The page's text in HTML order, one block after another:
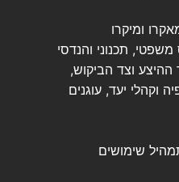
ומיקרו
תכנוני והנדסי
ההיצע וצד הביקוש,
וקהלי יעד, עוגנים
שימושים